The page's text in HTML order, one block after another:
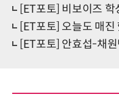
[ET포토] 비보이즈
[ET포토] 오늘도 매진 했습
[ET포토] 안효섭-채